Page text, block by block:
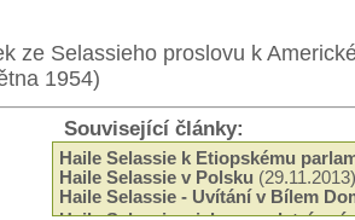
ze Selassieho proslovu k
1954)
Související články:
Haile Selassie k Etiopskému
Haile Selassie v Polsku (29.11.2013)
Haile Selassie - Uvítání v Bílem